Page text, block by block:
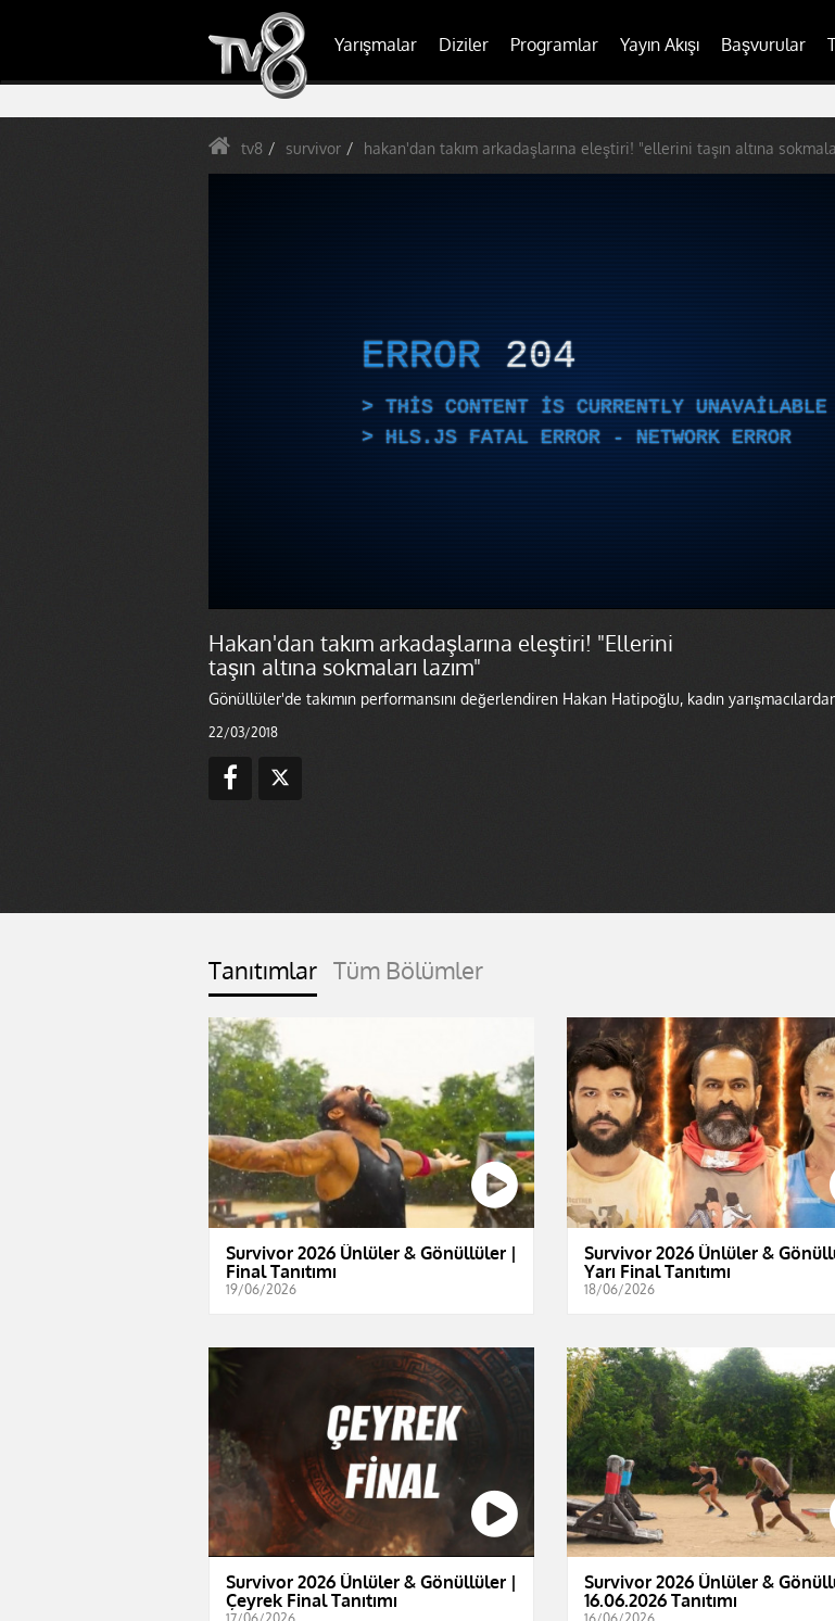
Yarışmalar Diziler Programlar Yayın Akışı Başvurular
tv8 survivor hakan'dan takım arkadaşlarına eleştiri! "ellerini taşın altına
ERROR 204
THIS CONTENT IS CURRENTLY UNAVAILABLE
HLS.JS FATAL ERROR - NETWORK ERROR
Hakan'dan takım arkadaşlarına eleştiri! "Ellerini
taşın altına sokmaları lazım"
Gönüllüler'de takımın performansını değerlendiren Hakan Hatipoğlu, kadın yarışmacılardan
22/03/2018
Tanıtımlar Tüm Bölümler
Survivor 2026 Ünlüler & Gönüllüler |
Final Tanıtımı
19/06/2026
Survivor 2026 Ünlüler &
Yarı Final Tanıtımı
18/06/2026
Survivor 2026 Ünlüler & Gönüllüler |
Çeyrek Final Tanıtımı
Survivor 2026 Ünlüler &
16.06.2026 Tanıtımı